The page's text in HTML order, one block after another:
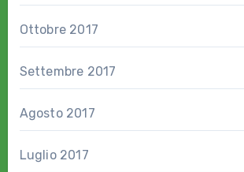
Ottobre 2017
Settembre 2017
Agosto 2017
Luglio 2017